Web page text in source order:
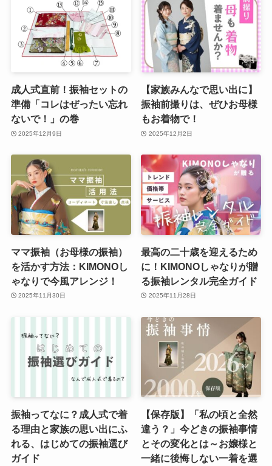
成人式直前！振袖セットの
準備「コレはぜったい忘れ
ないで！」の巻
2025年12月9日
【家族みんなで思い出に】
振袖前撮りは、ぜひお母様
もお着物で！
2025年12月2日
ママ振袖（お母様の振袖）
を活かす方法：KIMONOし
ゃなりで今風アレンジ！
2025年11月30日
最高の二十歳を迎えるため
に！KIMONOしゃなりが贈
る振袖レンタル完全ガイド
2025年11月28日
振袖ってなに？成人式で着
る理由と家族の思い出にふ
れる、はじめての振袖選び
ガイド
【保存版】「私の頃と全然
違う？」今どきの振袖事情
とその変化とは～お嬢様と
一緒に後悔しない一着を選